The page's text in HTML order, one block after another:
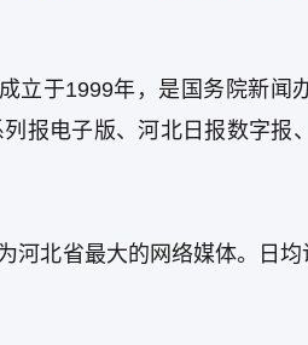
立于1999年，是国务院新闻
报电子版、河北日报数字报
河北省最大的网络媒体。日